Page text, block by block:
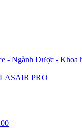
- Ngành Dược - Khoa
LASAIR PRO